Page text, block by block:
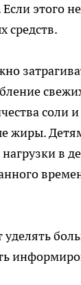
этого
средств.
соли
жиры.
в